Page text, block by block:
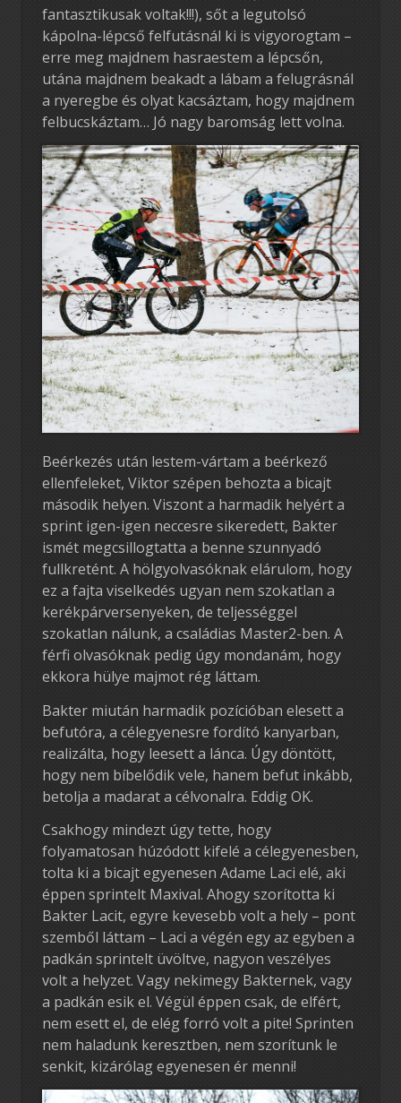
fantasztikusak voltak!!!), sőt a legutolsó
kápolna-lépcső felfutásnál ki is vigyorogtam –
erre meg majdnem hasraestem a lépcsőn,
utána majdnem beakadt a lábam a felugrásnál
a nyeregbe és olyat kacsáztam, hogy majdnem
felbucskáztam… Jó nagy baromság lett volna.
Beérkezés után lestem-vártam a beérkező
ellenfeleket, Viktor szépen behozta a bicajt
második helyen. Viszont a harmadik helyért a
sprint igen-igen neccesre sikeredett, Bakter
ismét megcsillogtatta a benne szunnyadó
fullkretént. A hölgyolvasóknak elárulom, hogy
ez a fajta viselkedés ugyan nem szokatlan a
kerékpárversenyeken, de teljességgel
szokatlan nálunk, a családias Master2-ben. A
férfi olvasóknak pedig úgy mondanám, hogy
ekkora hülye majmot rég láttam.
Bakter miután harmadik pozícióban elesett a
befutóra, a célegyenesre fordító kanyarban,
realizálta, hogy leesett a lánca. Úgy döntött,
hogy nem bíbelődik vele, hanem befut inkább,
betolja a madarat a célvonalra. Eddig OK.
Csakhogy mindezt úgy tette, hogy
folyamatosan húzódott kifelé a célegyenesben,
tolta ki a bicajt egyenesen Adame Laci elé, aki
éppen sprintelt Maxival. Ahogy szorította ki
Bakter Lacit, egyre kevesebb volt a hely – pont
szemből láttam – Laci a végén egy az egyben a
padkán sprintelt üvöltve, nagyon veszélyes
volt a helyzet. Vagy nekimegy Bakternek, vagy
a padkán esik el. Végül éppen csak, de elfért,
nem esett el, de elég forró volt a pite! Sprinten
nem haladunk keresztben, nem szorítunk le
senkit, kizárólag egyenesen ér menni!